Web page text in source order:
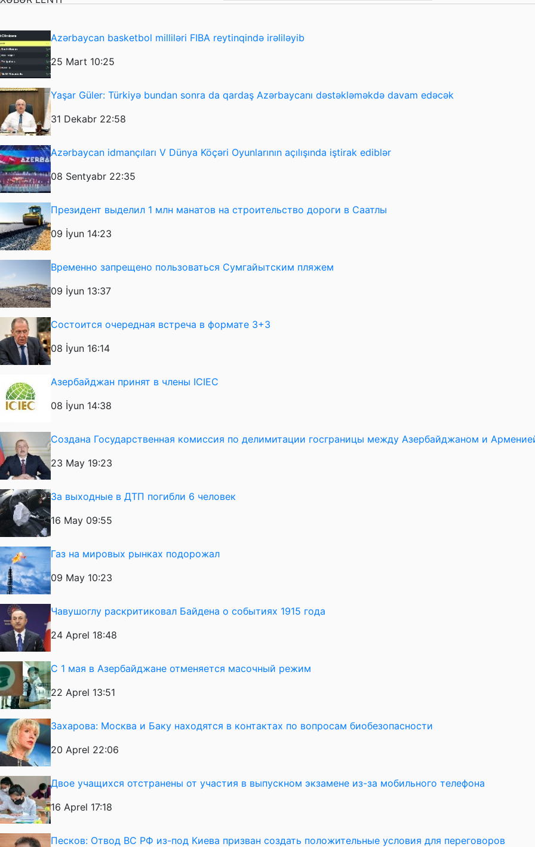
Azərbaycan basketbol milliləri FIBA reytinqində irəliləyib
25 Mart 10:25
Yaşar Güler: Türkiyə bundan sonra da qardaş Azərbaycanı dəstəkləməkdə davam edəcək
31 Dekabr 22:58
Azərbaycan idmançıları V Dünya Köçəri Oyunlarının açılışında iştirak ediblər
08 Sentyabr 22:35
Президент выделил 1 млн манатов на строительство дороги в Саатлы
09 İyun 14:23
Временно запрещено пользоваться Сумгайытским пляжем
09 İyun 13:37
Состоится очередная встреча в формате 3+3
08 İyun 16:14
Азербайджан принят в члены ICIEC
08 İyun 14:38
Создана Государственная комиссия по делимитации госграницы между Азербайджаном и
23 May 19:23
За выходные в ДТП погибли 6 человек
16 May 09:55
Газ на мировых рынках подорожал
09 May 10:23
Чавушоглу раскритиковал Байдена о событиях 1915 года
24 Aprel 18:48
С 1 мая в Азербайджане отменяется масочный режим
22 Aprel 13:51
Захарова: Москва и Баку находятся в контактах по вопросам биобезопасности
20 Aprel 22:06
Двое учащихся отстранены от участия в выпускном экзамене из-за мобильного телефона
16 Aprel 17:18
Песков: Отвод ВС РФ из-под Киева призван создать положительные условия для переговоров